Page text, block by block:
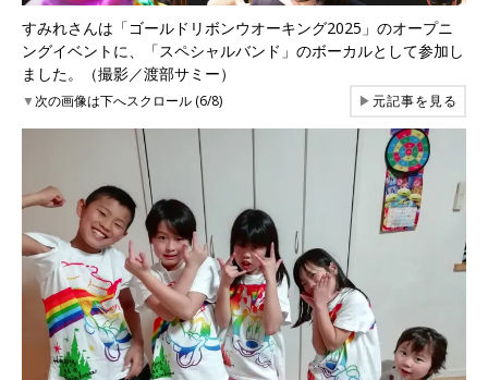
すみれさんは「ゴールドリボンウオーキング2025」のオープニ
ングイベントに、「スペシャルバンド」のボーカルとして参加し
ました。（撮影／渡部サミー）
▼次の画像は下へスクロール (6/8) ▶元記事を見る